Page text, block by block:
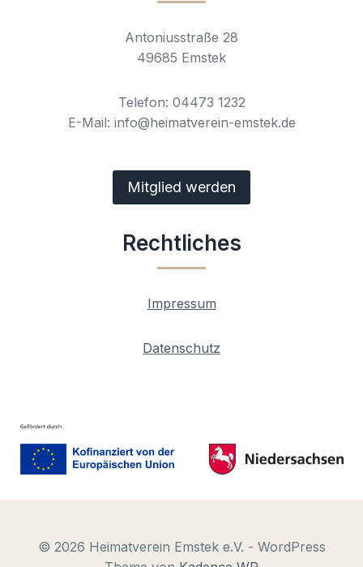
Antoniusstraße 28
49685 Emstek
Telefon: 04473 1232
E-Mail: info@heimatverein-emstek.de
Mitglied werden
Rechtliches
Impressum
Datenschutz
© 2026 Heimatverein Emstek e.V. - WordPress